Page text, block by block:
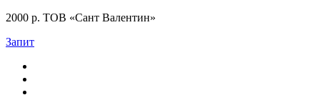
2000 р. ТОВ «Сант Валентин»
Запит